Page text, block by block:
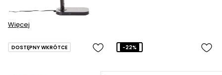
Więcej
DOSTĘPNY WKRÓTCE -22%